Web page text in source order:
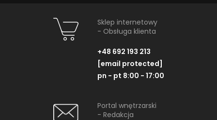
Sklep internetowy
- Obsługa klienta
+48 692 193 213
[email protected]
pn - pt 8:00 - 17:00
Portal wnętrzarski
- Redakcja